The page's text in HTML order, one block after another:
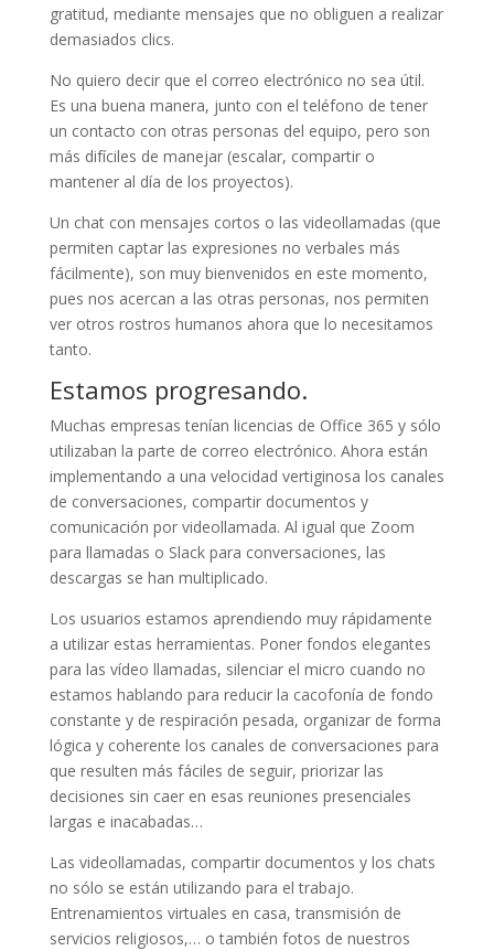
gratitud, mediante mensajes que no obliguen a realizar
demasiados clics.
No quiero decir que el correo electrónico no sea útil.
Es una buena manera, junto con el teléfono de tener
un contacto con otras personas del equipo, pero son
más difíciles de manejar (escalar, compartir o
mantener al día de los proyectos).
Un chat con mensajes cortos o las videollamadas (que
permiten captar las expresiones no verbales más
fácilmente), son muy bienvenidos en este momento,
pues nos acercan a las otras personas, nos permiten
ver otros rostros humanos ahora que lo necesitamos
tanto.
Estamos progresando.
Muchas empresas tenían licencias de Office 365 y sólo
utilizaban la parte de correo electrónico. Ahora están
implementando a una velocidad vertiginosa los canales
de conversaciones, compartir documentos y
comunicación por videollamada. Al igual que Zoom
para llamadas o Slack para conversaciones, las
descargas se han multiplicado.
Los usuarios estamos aprendiendo muy rápidamente
a utilizar estas herramientas. Poner fondos elegantes
para las vídeo llamadas, silenciar el micro cuando no
estamos hablando para reducir la cacofonía de fondo
constante y de respiración pesada, organizar de forma
lógica y coherente los canales de conversaciones para
que resulten más fáciles de seguir, priorizar las
decisiones sin caer en esas reuniones presenciales
largas e inacabadas…
Las videollamadas, compartir documentos y los chats
no sólo se están utilizando para el trabajo.
Entrenamientos virtuales en casa, transmisión de
servicios religiosos,… o también fotos de nuestros